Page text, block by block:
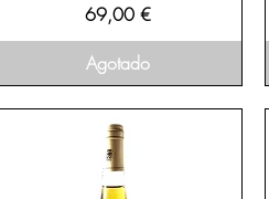
Precio
69,00 €
Agotado